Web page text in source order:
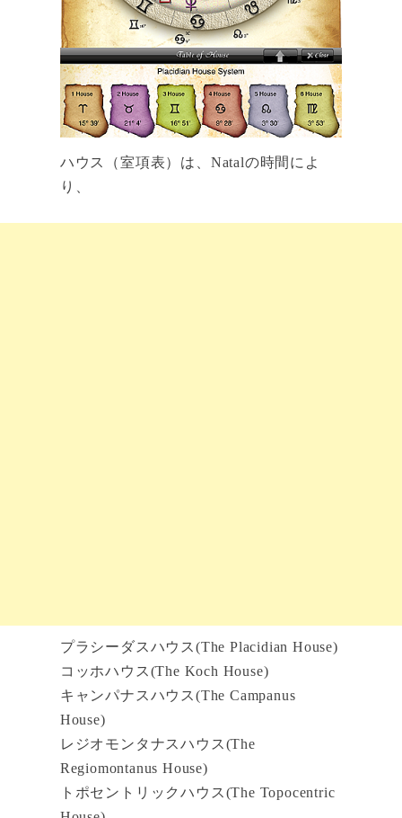
ハウス（室項表）は、Natalの時間によ
り、
プラシーダスハウス(The Placidian House)
コッホハウス(The Koch House)
キャンパナスハウス(The Campanus
House)
レジオモンタナスハウス(The
Regiomontanus House)
トポセントリックハウス(The Topocentric